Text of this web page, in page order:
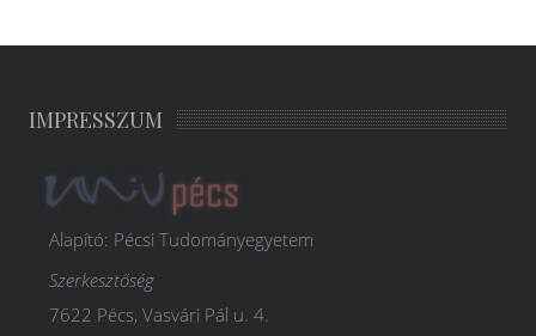
IMPRESSZUM
Alapító: Pécsi Tudományegyetem
Szerkesztőség
7622 Pécs, Vasvári Pál u. 4.